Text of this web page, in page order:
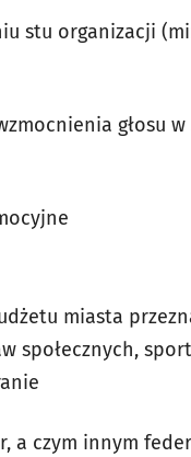
stu organizacji
głosu
miasta
społecznych,
a czym innym